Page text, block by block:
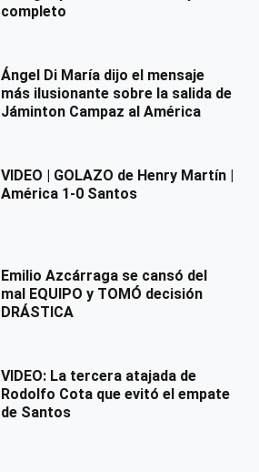
completo
Ángel Di María dijo el mensaje
más ilusionante sobre la salida de
Jáminton Campaz al América
VIDEO | GOLAZO de Henry Martín |
América 1-0 Santos
Emilio Azcárraga se cansó del
mal EQUIPO y TOMÓ decisión
DRÁSTICA
VIDEO: La tercera atajada de
Rodolfo Cota que evitó el empate
de Santos